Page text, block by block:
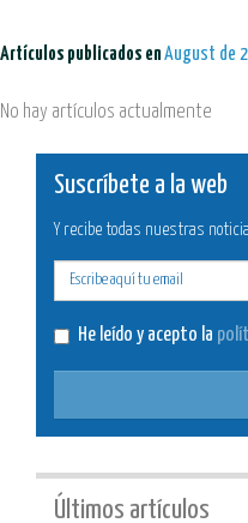
Artículos publicados enAugust de
No hay artículos actualmente
Suscríbete a la web
Y recibe todas nuestras
He leído y acepto la
Últimos artículos